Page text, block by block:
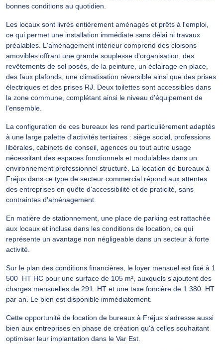
bonnes conditions au quotidien.
Les locaux sont livrés entièrement aménagés et prêts à l'emploi,
ce qui permet une installation immédiate sans délai ni travaux
préalables. L'aménagement intérieur comprend des cloisons
amovibles offrant une grande souplesse d'organisation, des
revêtements de sol posés, de la peinture, un éclairage en place,
des faux plafonds, une climatisation réversible ainsi que des prises
électriques et des prises RJ. Deux toilettes sont accessibles dans
la zone commune, complétant ainsi le niveau d'équipement de
l'ensemble.
La configuration de ces bureaux les rend particulièrement adaptés
à une large palette d'activités tertiaires : siège social, professions
libérales, cabinets de conseil, agences ou tout autre usage
nécessitant des espaces fonctionnels et modulables dans un
environnement professionnel structuré. La location de bureaux à
Fréjus dans ce type de secteur commercial répond aux attentes
des entreprises en quête d'accessibilité et de praticité, sans
contraintes d'aménagement.
En matière de stationnement, une place de parking est rattachée
aux locaux et incluse dans les conditions de location, ce qui
représente un avantage non négligeable dans un secteur à forte
activité.
Sur le plan des conditions financières, le loyer mensuel est fixé à 1
500  HT HC pour une surface de 105 m², auxquels s'ajoutent des
charges mensuelles de 291  HT et une taxe foncière de 1 380  HT
par an. Le bien est disponible immédiatement.
Cette opportunité de location de bureaux à Fréjus s'adresse aussi
bien aux entreprises en phase de création qu'à celles souhaitant
optimiser leur implantation dans le Var Est.